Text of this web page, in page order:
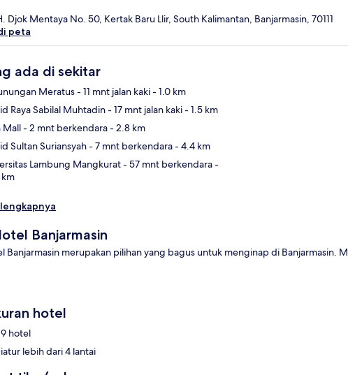
Djok Mentaya No. 50, Kertak Baru Llir, South Kalimantan, Banjarmasin, 70111
peta
ada di sekitar
Meratus- 11 mnt jalan kaki- 1.0 km
Raya Sabilal Muhtadin- 17 mnt jalan kaki- 1.5 km
Mall- 2 mnt berkendara- 2.8 km
Sultan Suriansyah- 7 mnt berkendara- 4.4 km
Lambung Mangkurat- 57 mnt berkendara-
Banjarmasin
Banjarmasin merupakan pilihan yang bagus untuk menginap di Banjarmasin.
hotel
hotel
lebih dari 4 lantai